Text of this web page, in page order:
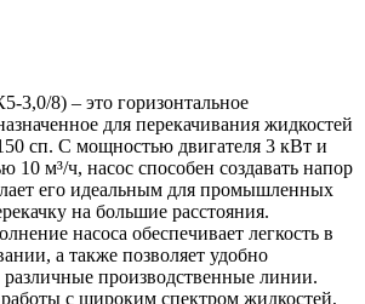
3,0/8) – это горизонтальное
для перекачивания жидкостей
сп. С мощностью двигателя 3 кВт и
10 м³/ч, насос способен создавать напор
его идеальным для промышленных
на большие расстояния.
насоса обеспечивает легкость в
а также позволяет удобно
различные производственные линии.
с широким спектром жидкостей,